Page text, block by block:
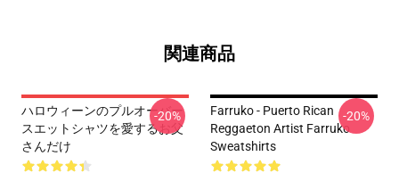
関連商品
ハロウィーンのプルオーバー
スエットシャツを愛するお父
さんだけ
-20%
Farruko - Puerto Rican
Reggaeton Artist Farruko
Sweatshirts
-20%